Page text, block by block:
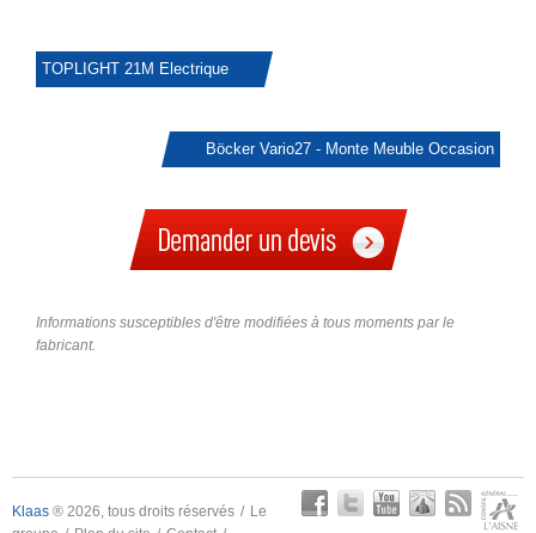
TOPLIGHT 21M Electrique
Böcker Vario27 - Monte Meuble Occasion
Informations susceptibles d'être modifiées à tous moments par le
fabricant.
Klaas ® 2026, tous droits réservés
Le